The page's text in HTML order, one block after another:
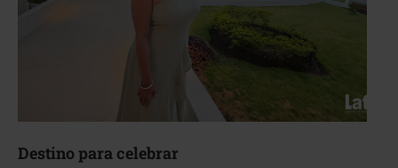
Destino para celebrar